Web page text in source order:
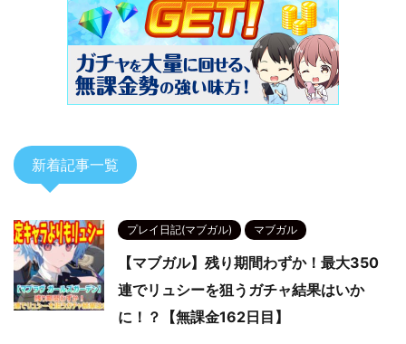
新着記事一覧
プレイ日記(マブガル) マブガル
【マブガル】残り期間わずか！最大350
連でリュシーを狙うガチャ結果はいか
に！？【無課金162日目】